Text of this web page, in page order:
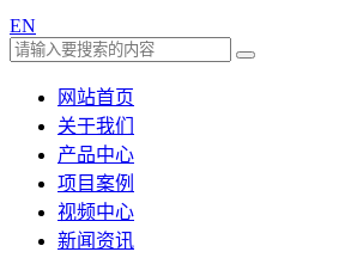
EN
网站首页
关于我们
产品中心
项目案例
视频中心
新闻资讯